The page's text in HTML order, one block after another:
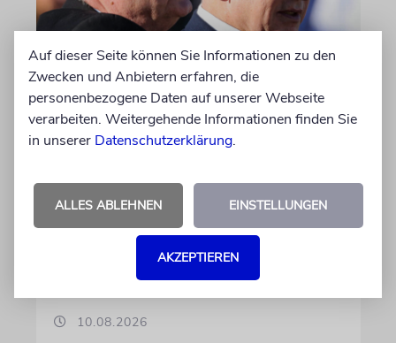
NAHOST
Israel erlaubt offenbar
Wiederaufbau in von ihm
kontrollierten Teilen des
Nach einem Bericht des Radiosenders der
Armee sollen Ministerpräsident Netanjahu
und Verteidigungsminister Katz die Arbeiten
10.08.2026
Auf dieser Seite können Sie Informationen zu den
Zwecken und Anbietern erfahren, die
personenbezogene Daten auf unserer Webseite
verarbeiten. Weitergehende Informationen finden Sie
in unserer Datenschutzerklärung.
ALLES ABLEHNEN EINSTELLUNGEN
AKZEPTIEREN